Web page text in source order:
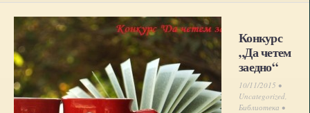
Конкурс
„Да четем
заедно“
10/11/2015 •
Uncategorized,
Библиотека •